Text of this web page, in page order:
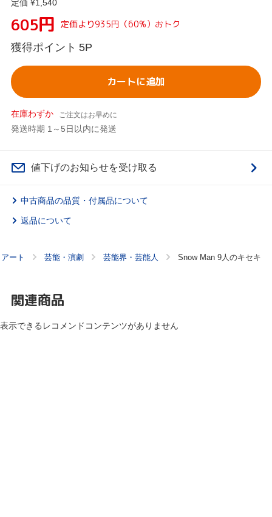
定価 ¥1,540
605円 定価より935円（60%）おトク
獲得ポイント 5P
カートに追加
在庫わずか ご注文はお早めに
発送時期 1～5日以内に発送
値下げのお知らせを受け取る
中古商品の品質・付属品について
返品について
ート 芸能・演劇 芸能界・芸能人 Snow Man 9人のキセキ
関連商品
表示できるレコメンドコンテンツがありません